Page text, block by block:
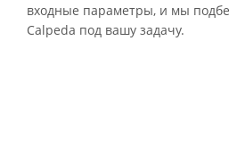
входные параметры, и мы
Calpeda под вашу задачу.